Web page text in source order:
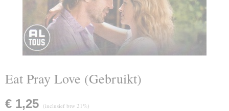
Eat Pray Love (Gebruikt)
€ 1,25 (inclusief btw 21%)